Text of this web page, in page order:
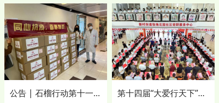
心，将筹得的善款用于公益慈善
项目。自2008年，王琳达主席
带领怡海集团发起了首届“大爱行
天下公益慈善嘉年华”系列活动，
至今成功举办十五届，扶危济困
已真正成为每位怡海人的自觉自
愿。在得到集团全体员工积极支
持和参与的同时，也感召了更多
爱心人士的参与。特别是在
2008 年春抗击冰灾对湘西苗
族、彝族果农开展义卖椪柑的活
公告 | 石榴行动第十一期捐赠名单公示 第十四届“大爱行天下”暨全民阅读进社区公益活动